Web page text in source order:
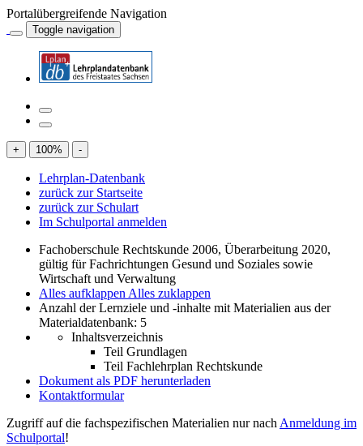
Portalübergreifende Navigation
Toggle navigation
+ 100% -
Lehrplan-Datenbank
zurück zur Startseite
zurück zur Schulart
Im Schulportal anmelden
Fachoberschule Rechtskunde 2006, Überarbeitung 2020,
gültig für Fachrichtungen Gesund und Soziales sowie
Wirtschaft und Verwaltung
Alles aufklappen Alles zuklappen
Anzahl der Lernziele und -inhalte mit Materialien aus der
Materialdatenbank: 5
Inhaltsverzeichnis
Teil Grundlagen
Teil Fachlehrplan Rechtskunde
Dokument als PDF herunterladen
Kontaktformular
Zugriff auf die fachspezifischen Materialien nur nach Anmeldung im
Schulportal!